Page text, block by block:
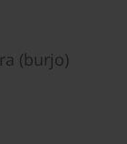
(burjo)